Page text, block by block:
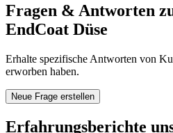
Fragen & Antworten
EndCoat Düse
Erhalte spezifische Antworten von
erworben haben.
Neue Frage erstellen
Erfahrungsberichte